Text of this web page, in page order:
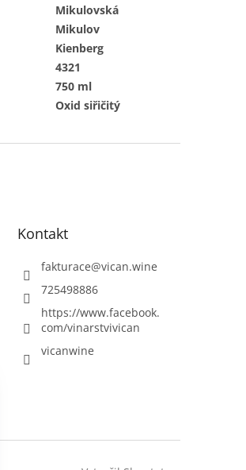
Mikulovská
Mikulov
Kienberg
4321
750 ml
Oxid siřičitý
Kontakt
fakturace@vican.wine
725498886
https://www.facebook.
com/vinarstvivican
vicanwine